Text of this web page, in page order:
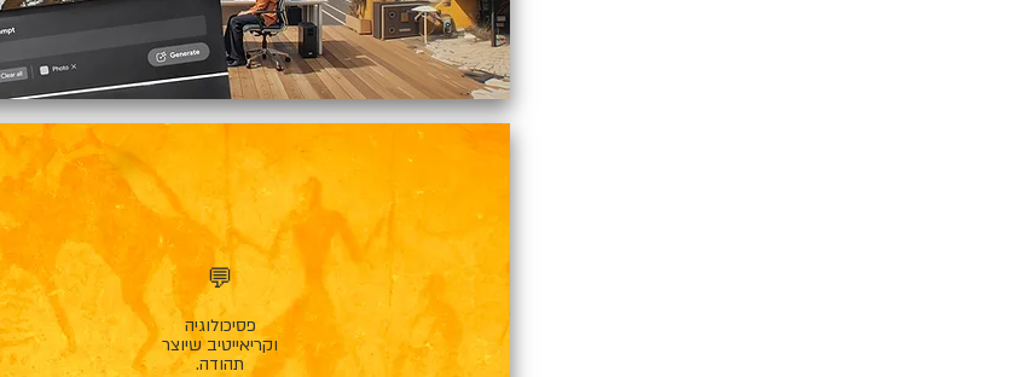
💬
פסיכולוגיה
וקריאייטיב שיוצר
תהודה.